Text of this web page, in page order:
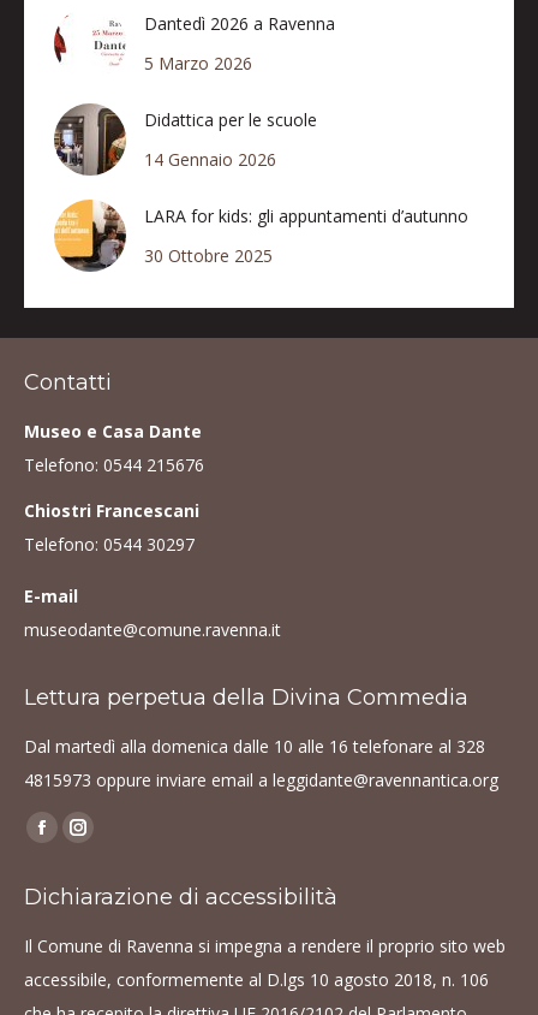
Dantedì 2026 a Ravenna
5 Marzo 2026
Didattica per le scuole
14 Gennaio 2026
LARA for kids: gli appuntamenti d’autunno
30 Ottobre 2025
Contatti
Museo e Casa Dante
Telefono: 0544 215676
Chiostri Francescani
Telefono: 0544 30297
E-mail
museodante@comune.ravenna.it
Lettura perpetua della Divina Commedia
Dal martedì alla domenica dalle 10 alle 16 telefonare al 328
4815973 oppure inviare email a leggidante@ravennantica.org
Find us on:
Facebook
opens
Instagram
opens
window
Dichiarazione di accessibilità
Il Comune di Ravenna si impegna a rendere il proprio sito web
accessibile, conformemente al D.lgs 10 agosto 2018, n. 106